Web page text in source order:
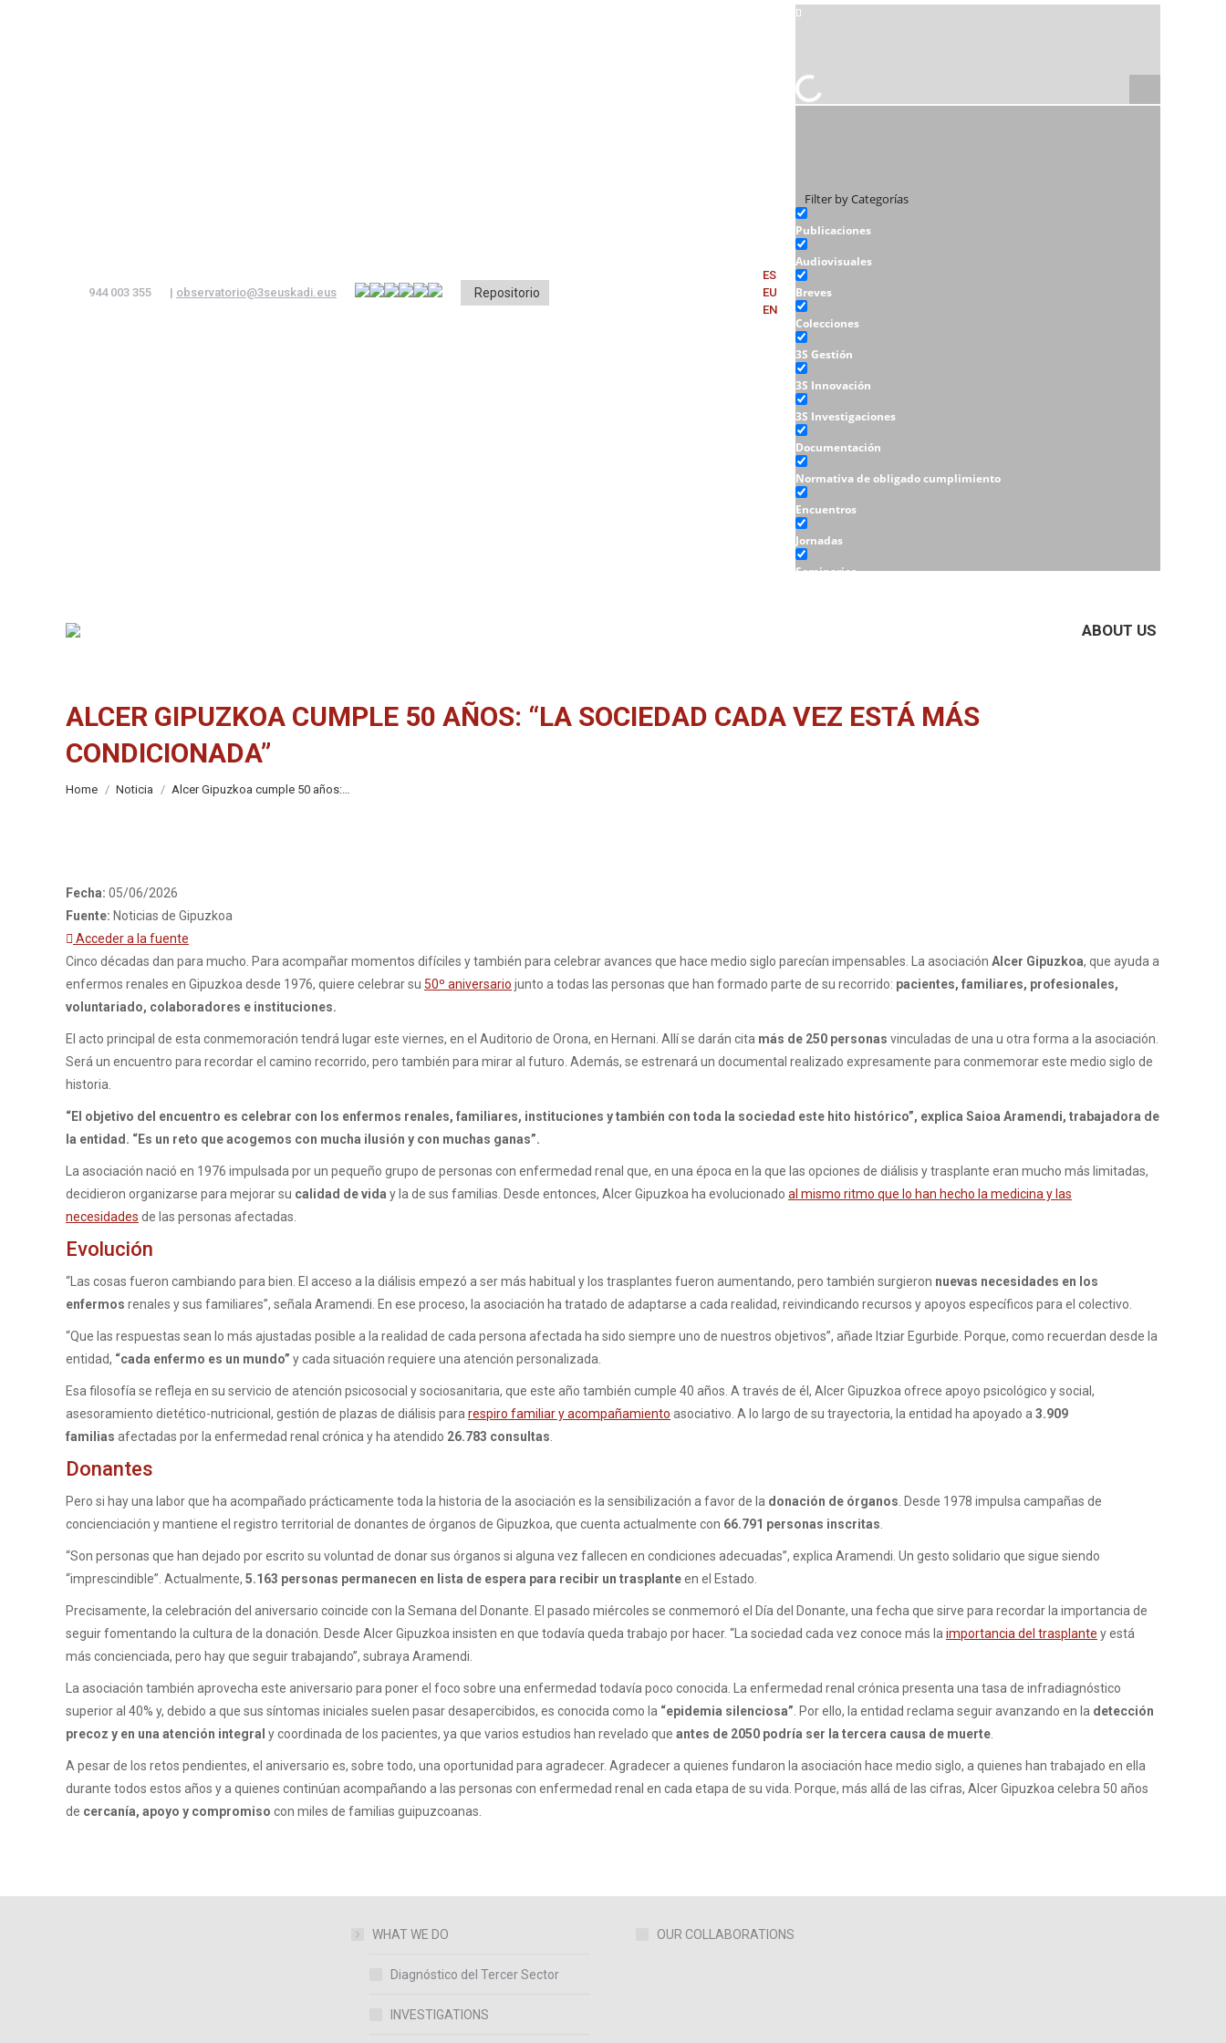
944 003 355 | observatorio@3seuskadi.eus Repositorio
ES
EU
EN
Filter by Categorías
Publicaciones
Audiovisuales
Breves
Colecciones
3S Gestión
3S Innovación
3S Investigaciones
Documentación
Normativa de obligado cumplimiento
Encuentros
Jornadas
Seminarios
ABOUT US
ALCER GIPUZKOA CUMPLE 50 AÑOS: “LA SOCIEDAD CADA VEZ ESTÁ MÁS
CONDICIONADA”
You are here:
Home Noticia Alcer Gipuzkoa cumple 50 años:…
Fecha: 05/06/2026
Fuente: Noticias de Gipuzkoa
Acceder a la fuente
Cinco décadas dan para mucho. Para acompañar momentos difíciles y también para celebrar avances que hace medio siglo parecían impensables. La asociación Alcer Gipuzkoa, que ayuda a
enfermos renales en Gipuzkoa desde 1976, quiere celebrar su 50º aniversario junto a todas las personas que han formado parte de su recorrido: pacientes, familiares, profesionales,
voluntariado, colaboradores e instituciones.
El acto principal de esta conmemoración tendrá lugar este viernes, en el Auditorio de Orona, en Hernani. Allí se darán cita más de 250 personas vinculadas de una u otra forma a la asociación.
Será un encuentro para recordar el camino recorrido, pero también para mirar al futuro. Además, se estrenará un documental realizado expresamente para conmemorar este medio siglo de
historia.
“El objetivo del encuentro es celebrar con los enfermos renales, familiares, instituciones y también con toda la sociedad este hito histórico”, explica Saioa Aramendi, trabajadora de
la entidad. “Es un reto que acogemos con mucha ilusión y con muchas ganas”.
La asociación nació en 1976 impulsada por un pequeño grupo de personas con enfermedad renal que, en una época en la que las opciones de diálisis y trasplante eran mucho más limitadas,
decidieron organizarse para mejorar su calidad de vida y la de sus familias. Desde entonces, Alcer Gipuzkoa ha evolucionado al mismo ritmo que lo han hecho la medicina y las
necesidades de las personas afectadas.
Evolución
“Las cosas fueron cambiando para bien. El acceso a la diálisis empezó a ser más habitual y los trasplantes fueron aumentando, pero también surgieron nuevas necesidades en los
enfermos renales y sus familiares”, señala Aramendi. En ese proceso, la asociación ha tratado de adaptarse a cada realidad, reivindicando recursos y apoyos específicos para el colectivo.
“Que las respuestas sean lo más ajustadas posible a la realidad de cada persona afectada ha sido siempre uno de nuestros objetivos”, añade Itziar Egurbide. Porque, como recuerdan desde la
entidad, “cada enfermo es un mundo” y cada situación requiere una atención personalizada.
Esa filosofía se refleja en su servicio de atención psicosocial y sociosanitaria, que este año también cumple 40 años. A través de él, Alcer Gipuzkoa ofrece apoyo psicológico y social,
asesoramiento dietético-nutricional, gestión de plazas de diálisis para respiro familiar y acompañamiento asociativo. A lo largo de su trayectoria, la entidad ha apoyado a 3.909
familias afectadas por la enfermedad renal crónica y ha atendido 26.783 consultas
Donantes
Pero si hay una labor que ha acompañado prácticamente toda la historia de la asociación es la sensibilización a favor de la donación de órganos . Desde 1978 impulsa campañas de
concienciación y mantiene el registro territorial de donantes de órganos de Gipuzkoa, que cuenta actualmente con 66.791 personas inscritas
“Son personas que han dejado por escrito su voluntad de donar sus órganos si alguna vez fallecen en condiciones adecuadas”, explica Aramendi. Un gesto solidario que sigue siendo
“imprescindible”. Actualmente, 5.163 personas permanecen en lista de espera para recibir un trasplanteen el Estado.
Precisamente, la celebración del aniversario coincide con la Semana del Donante. El pasado miércoles se conmemoró el Día del Donante, una fecha que sirve para recordar la importancia de
seguir fomentando la cultura de la donación. Desde Alcer Gipuzkoa insisten en que todavía queda trabajo por hacer. “La sociedad cada vez conoce más la importancia del trasplante y está
más concienciada, pero hay que seguir trabajando”, subraya Aramendi.
La asociación también aprovecha este aniversario para poner el foco sobre una enfermedad todavía poco conocida. La enfermedad renal crónica presenta una tasa de infradiagnóstico
superior al 40% y, debido a que sus síntomas iniciales suelen pasar desapercibidos, es conocida como la “epidemia silenciosa” . Por ello, la entidad reclama seguir avanzando en la detección
precoz y en una atención integral y coordinada de los pacientes, ya que varios estudios han revelado que antes de 2050 podría ser la tercera causa de muerte
A pesar de los retos pendientes, el aniversario es, sobre todo, una oportunidad para agradecer. Agradecer a quienes fundaron la asociación hace medio siglo, a quienes han trabajado en ella
durante todos estos años y a quienes continúan acompañando a las personas con enfermedad renal en cada etapa de su vida. Porque, más allá de las cifras, Alcer Gipuzkoa celebra 50 años
de cercanía, apoyo y compromiso con miles de familias guipuzcoanas.
WHAT WE DO
Diagnóstico del Tercer Sector
INVESTIGATIONS
OUR COLLABORATIONS